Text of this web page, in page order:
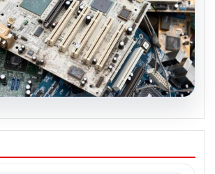
Çözümleri ve Geri